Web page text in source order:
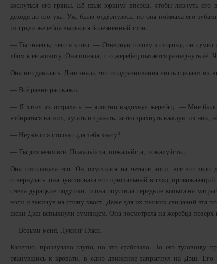
коснуться его гривы. Её язык юркнул вперёд, чтобы лизнуть
доходя до его уха. Ухо было отдёрнулось, но она поймала его
из груди жеребца вырвался болезненный стон.
— Ты знаешь, чего я хотел. — Отвернув голову в сторону, он сумел
лбом к её животу. Она поняла, что жеребец пытается развернуть
Она не сдавалась. Дэш знала, что поддразнивания лишь сделают их
— Всё равно расскажи.
— Я хотел их оттрахать, — яростно выдохнул жеребец. — Мне было
взбираться на них, кусать и трахать, хотел трахнуть каждую из них,
— Неужели я столько для тебя значу?
— Ты для меня всё. Пожалуйста, пожалуйста, пожалуйста...
Она оттолкнула его. Он опустился на четыре ноги, всё его
отвернулась, она чувствовала его пристальный взгляд,
смела дурацкие подушки, и она опустила передние копыта на
ноги и закинув на спину хвост. Даже для их пылких свиданий эта
щеки Дэш вспыхнули румянцем. Она посмотрела на жеребца поверх
— Возьми меня, Лукинг Гласс.
Конечно, прозвучало глупо, но это сработало. По его туловищу
рванувшись к кровати, в одно движение запрыгнул на Дэш. Его